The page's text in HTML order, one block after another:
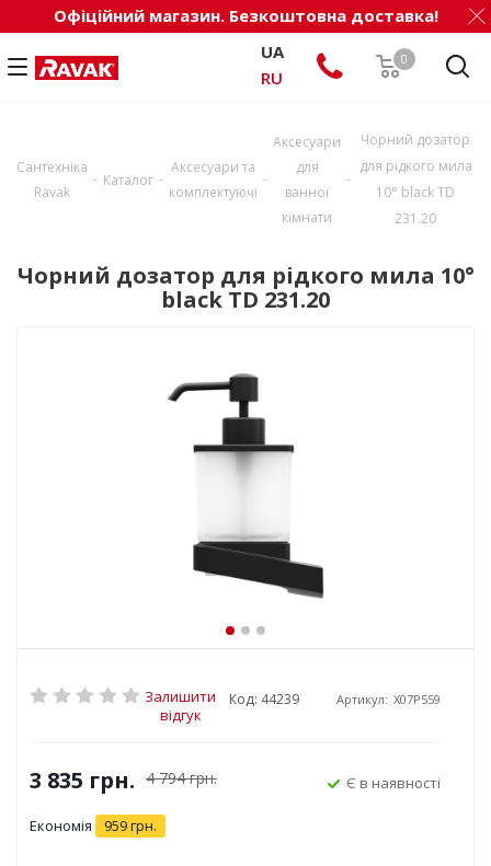
Офіційний магазин. Безкоштовна доставка!
0
UA
RU
Сантехніка
Ravak
- Каталог -
Аксесуари та
комплектуючі
-
Аксесуари
для
ванної
кімнати
-
Чорний дозатор
для рідкого мила
10° black TD
231.20
Чорний дозатор для рідкого мила 10°
black TD 231.20
Залишити
відгук
Код: 44239 Артикул: X07P559
3 835 грн. 4 794грн.
Економія 959грн.
Є в наявності